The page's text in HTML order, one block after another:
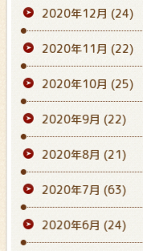
2020年12月 (24)
2020年11月 (22)
2020年10月 (25)
2020年9月 (22)
2020年8月 (21)
2020年7月 (63)
2020年6月 (24)